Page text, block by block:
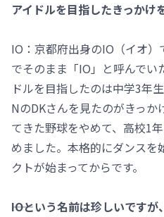
アイドルを目指したきっかけ
IO：京都府出身のIO（イオ
でそのまま「IO」と呼んでい
ドルを目指したのは中学3年
NのDKさんを見たのがきっか
てきた野球をやめて、高校1
めました。本格的にダンスを
クトが始まってからです。
――IOという名前は珍しいです